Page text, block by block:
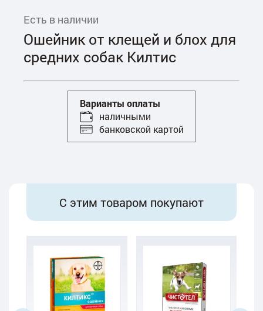
Есть в наличии
Ошейник от клещей и блох для
средних собак Килтис
Варианты оплаты
наличными
банковской картой
С этим товаром покупают